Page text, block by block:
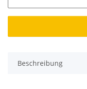
Beschreibung